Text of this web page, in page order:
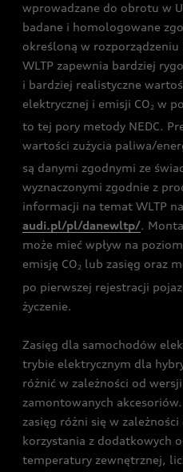
wprowadzane do obrotu w
badane i homologowane
określoną w
WLTP zapewnia bardziej
i bardziej realistyczne
elektrycznej i emisji CO2 w
to tej pory metody NEDC.
wartości zużycia paliwa/
są danymi zgodnymi ze
wyznaczonymi zgodnie z
informacji na temat WLTP
audi.pl/pl/danewltp/.
może mieć wpływ na
emisję CO2 lub zasięg oraz
po pierwszej rejestracji
życzenie.
Zasięg dla samochodów
trybie elektrycznym dla
różnić w zależności od
zamontowanych
zasięg różni się w
korzystania z dodatkowych
temperatury zewnętrznej,